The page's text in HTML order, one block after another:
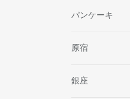
パンケーキ
原宿
銀座